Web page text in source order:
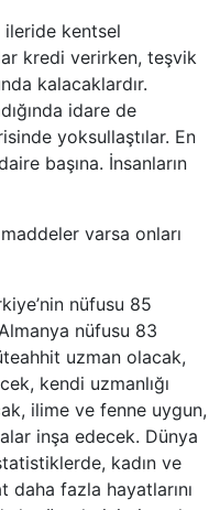
kentsel
kredi verirken, teşvik
kalacaklardır.
idare de
yoksullaştılar. En
başına. İnsanların
varsa onları
nüfusu 85
nüfusu 83
uzman olacak,
kendi uzmanlığı
ilime ve fenne uygun,
inşa edecek. Dünya
kadın ve
daha fazla hayatlarını